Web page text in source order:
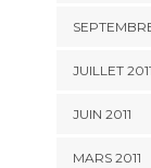
JUILLET 2011
JUIN 2011
MARS 2011